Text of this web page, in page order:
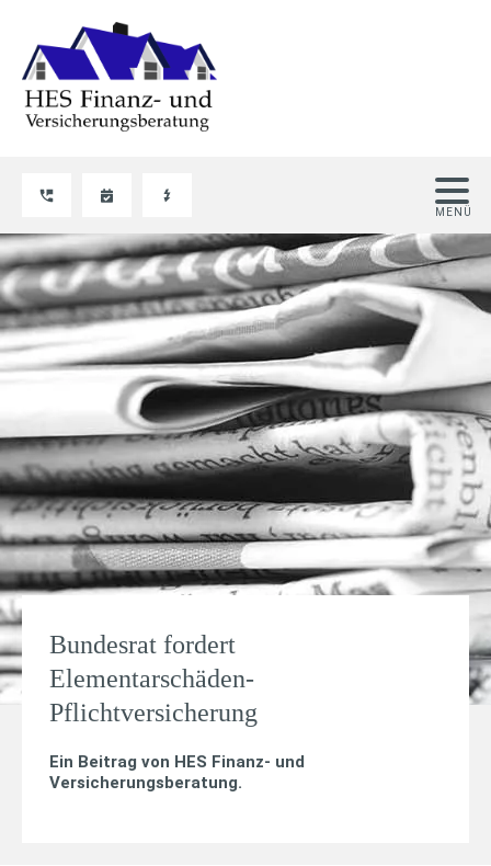
Bundesrat fordert
Elementarschäden-
Pflichtversicherung
Ein Beitrag von HES Finanz- und
Versicherungsberatung.